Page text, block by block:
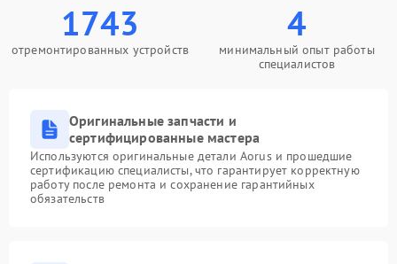
1743
отремонтированных устройств
4
минимальный опыт работы
специалистов
Оригинальные запчасти и
сертифицированные мастера
Используются оригинальные детали Aorus и прошедшие
сертификацию специалисты, что гарантирует корректную
работу после ремонта и сохранение гарантийных
обязательств